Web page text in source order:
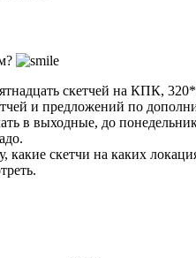
скетчей на КПК,
и предложений по
в выходные, до
скетчи на каких